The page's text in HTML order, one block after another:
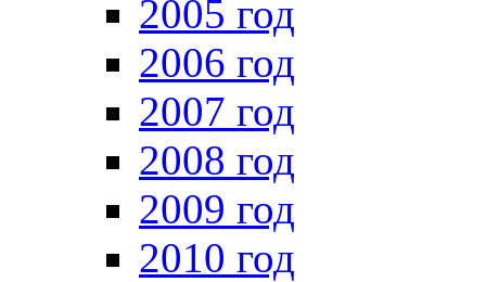
2005 год
2006 год
2007 год
2008 год
2009 год
2010 год